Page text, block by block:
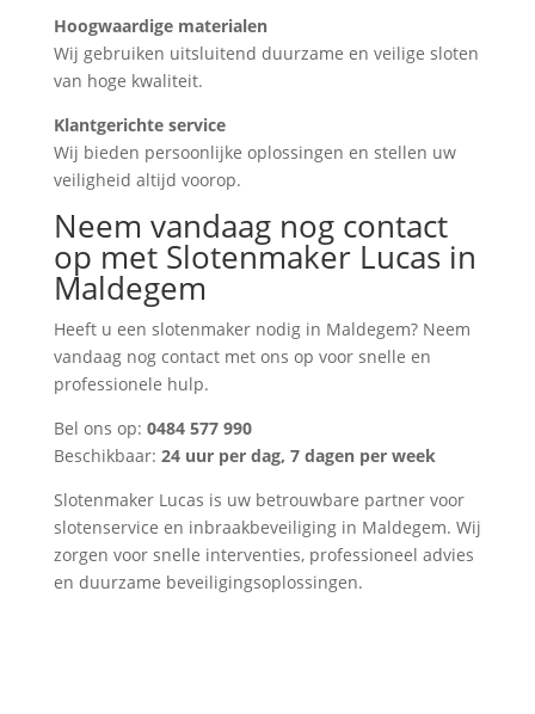
Hoogwaardige materialen
Wij gebruiken uitsluitend duurzame en veilige sloten
van hoge kwaliteit.
Klantgerichte service
Wij bieden persoonlijke oplossingen en stellen uw
veiligheid altijd voorop.
Neem vandaag nog contact
op met Slotenmaker Lucas in
Maldegem
Heeft u een slotenmaker nodig in Maldegem? Neem
vandaag nog contact met ons op voor snelle en
professionele hulp.
Bel ons op: 0484 577 990
Beschikbaar: 24 uur per dag, 7 dagen per week
Slotenmaker Lucas is uw betrouwbare partner voor
slotenservice en inbraakbeveiliging in Maldegem. Wij
zorgen voor snelle interventies, professioneel advies
en duurzame beveiligingsoplossingen.